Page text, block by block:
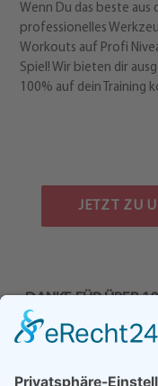
Wenn Du das beste
professionelles
Workouts auf Profi
Spiel! Wir bieten dir
100% auf dein Training
JETZT ZU
DANKE FÜR ÜBER
Was